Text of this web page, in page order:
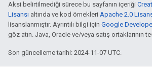
Aksi belirtilmediği sürece bu sayfanın içeriği
Lisansı altında ve kod örnekleri Apache 2.0
lisanslanmıştır. Ayrıntılı bilgi için Google
göz atın. Java, Oracle ve/veya satış ortaklarının
Son güncelleme tarihi: 2024-11-07 UTC.